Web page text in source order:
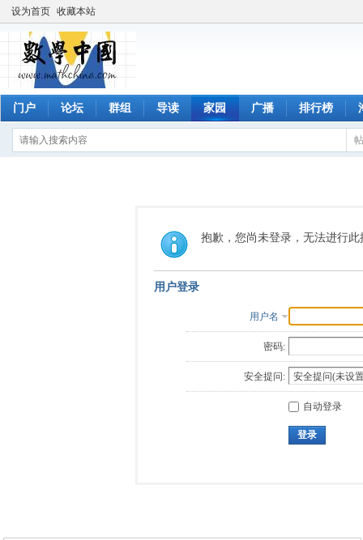
设为首页 收藏本站
门户 论坛 群组 导读 家园 广播 排行榜
抱歉，您尚未登录，无法进行此
用户登录
用户名
密码:
安全提问:
自动登录
登录